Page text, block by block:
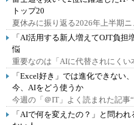
トップ20
夏休みに振り返る2026年上半期ニ
「AI活用する新人増えてOJT負
悩
重要なのは「AIに代替されにくい
「Excel好き」では進化できない
今、AIをどう使うか
今週の「＠IT」よく読まれた記事
「AIで何を変えたの？」と問わ